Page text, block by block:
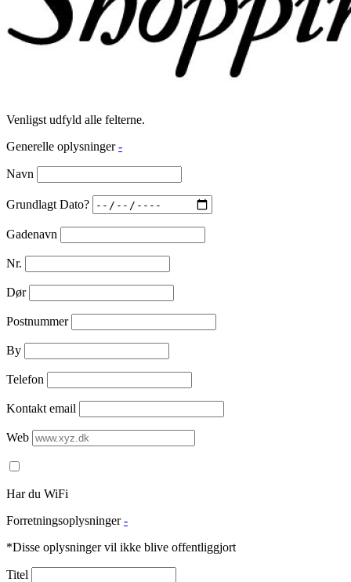
Venligst udfyld alle felterne.
Generelle oplysninger -
Navn
Grundlagt Dato?
Gadenavn
Nr.
Dør
Postnummer
By
Telefon
Kontakt email
Web
Har du WiFi
Forretningsoplysninger -
*Disse oplysninger vil ikke blive offentliggjort
Titel